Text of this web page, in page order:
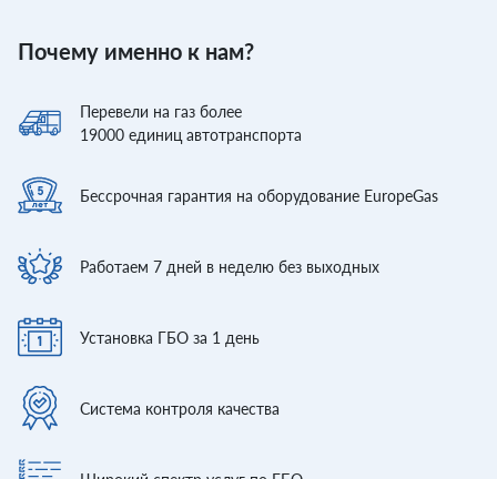
Почему именно к нам?
Перевели на газ более
19000 единиц автотранспорта
Бессрочная гарантия на оборудование EuropeGas
Работаем 7 дней в неделю без выходных
Установка ГБО за 1 день
Система контроля качества